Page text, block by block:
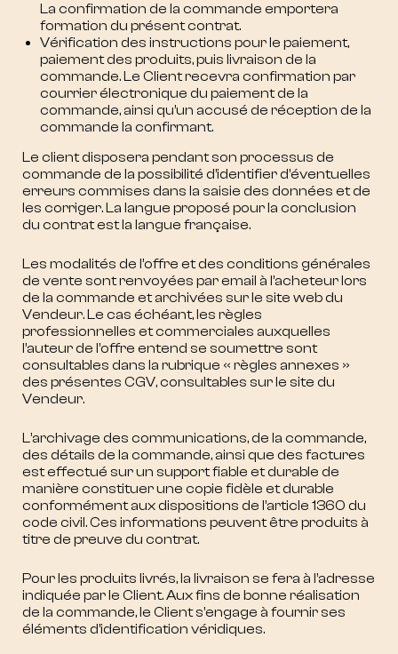
La confirmation de la commande emportera
formation du présent contrat.
Vérification des instructions pour le paiement,
paiement des produits, puis livraison de la
commande. Le Client recevra confirmation par
courrier électronique du paiement de la
commande, ainsi qu’un accusé de réception de la
commande la confirmant.
Le client disposera pendant son processus de
commande de la possibilité d’identifier d’éventuelles
erreurs commises dans la saisie des données et de
les corriger. La langue proposé pour la conclusion
du contrat est la langue française.
Les modalités de l’offre et des conditions générales
de vente sont renvoyées par email à l’acheteur lors
de la commande et archivées sur le site web du
Vendeur. Le cas échéant, les règles
professionnelles et commerciales auxquelles
l’auteur de l’offre entend se soumettre sont
consultables dans la rubrique « règles annexes »
des présentes CGV, consultables sur le site du
Vendeur.
L’archivage des communications, de la commande,
des détails de la commande, ainsi que des factures
est effectué sur un support fiable et durable de
manière constituer une copie fidèle et durable
conformément aux dispositions de l’article 1360 du
code civil. Ces informations peuvent être produits à
titre de preuve du contrat.
Pour les produits livrés, la livraison se fera à l’adresse
indiquée par le Client. Aux fins de bonne réalisation
de la commande, le Client s’engage à fournir ses
éléments d’identification véridiques.